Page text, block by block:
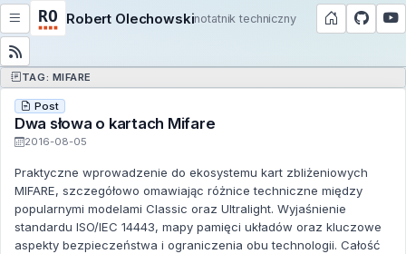
Robert Olechowskinotatnik techniczny
TAG: MIFARE
Post
Dwa słowa o kartach Mifare
2016-08-05
Praktyczne wprowadzenie do ekosystemu kart zbliżeniowych
MIFARE, szczegółowo omawiając różnice techniczne między
popularnymi modelami Classic oraz Ultralight. Wyjaśnienie
standardu ISO/IEC 14443, mapy pamięci układów oraz kluczowe
aspekty bezpieczeństwa i ograniczenia obu technologii. Całość